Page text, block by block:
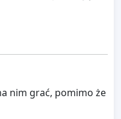
nim grać, pomimo że